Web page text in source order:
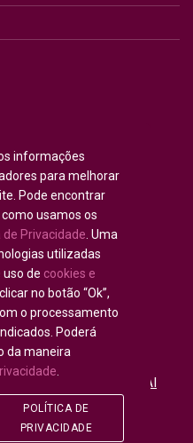
© 2020 - 2025
U-INTOSAI
da INTOSAI
Federation
informações
para melhorar
Pode encontrar
usamos os
de Privacidade . Uma
utilizadas
de cookies e
clicar no botão “Ok”,
o processamento
Poderá
da maneira
POLÍTICA DE
PRIVACIDADE